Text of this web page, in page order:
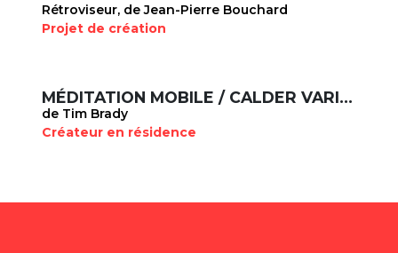
Rétroviseur, de Jean-Pierre Bouchard
Projet de création
MÉDITATION MOBILE / CALDER VARIATIONS
de Tim Brady
Créateur en résidence